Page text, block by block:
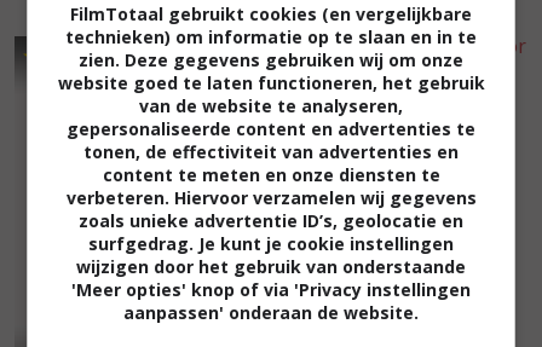
8 5,7
The Librarian: Quest for the
Spear (2004)
FilmTotaal gebruikt cookies (en vergelijkbare
technieken) om informatie op te slaan en in te
zien. Deze gegevens gebruiken wij om onze
website goed te laten functioneren, het gebruik
van de website te analyseren,
gepersonaliseerde content en advertenties te
tonen, de effectiviteit van advertenties en
content te meten en onze diensten te
verbeteren. Hiervoor verzamelen wij gegevens
zoals unieke advertentie ID’s, geolocatie en
surfgedrag. Je kunt je cookie instellingen
wijzigen door het gebruik van onderstaande
'Meer opties' knop of via 'Privacy instellingen
aanpassen' onderaan de website.